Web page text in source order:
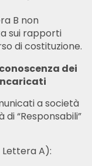
B non
sui rapporti
di costituzione.
dei
a società
“Responsabili”
A):